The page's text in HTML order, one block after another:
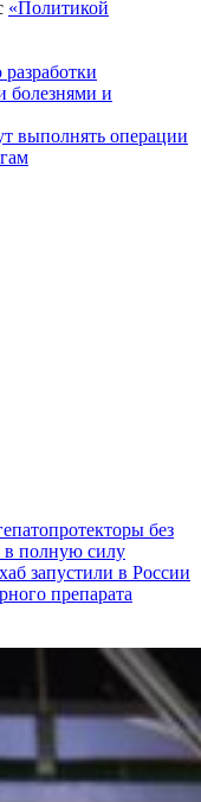
«Политикой
болезнями и
выполнять операции
без
в полную силу
запустили в России
препарата